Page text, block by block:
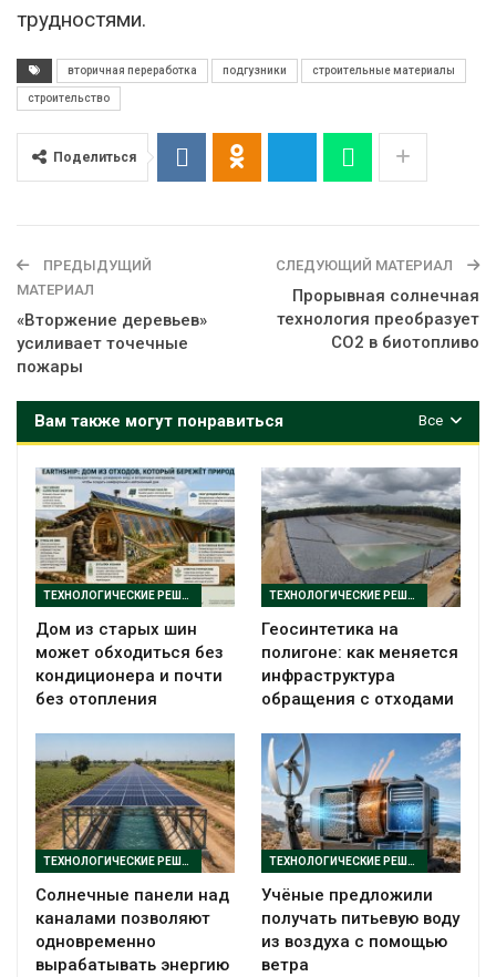
трудностями.
вторичная переработка подгузники строительные материалы
строительство
Поделиться
ПРЕДЫДУЩИЙ
МАТЕРИАЛ
«Вторжение деревьев»
усиливает точечные
пожары
СЛЕДУЮЩИЙ МАТЕРИАЛ
Прорывная солнечная
технология преобразует
CO2 в биотопливо
Все
Вам также могут понравиться
ТЕХНОЛОГИЧЕСКИЕ РЕШЕНИЯ
Дом из старых шин
может обходиться без
кондиционера и почти
без отопления
ТЕХНОЛОГИЧЕСКИЕ РЕШЕНИЯ
Геосинтетика на
полигоне: как меняется
инфраструктура
обращения с отходами
ТЕХНОЛОГИЧЕСКИЕ РЕШЕНИЯ
Солнечные панели над
каналами позволяют
одновременно
вырабатывать энергию
ТЕХНОЛОГИЧЕСКИЕ РЕШЕНИЯ
Учёные предложили
получать питьевую воду
из воздуха с помощью
ветра